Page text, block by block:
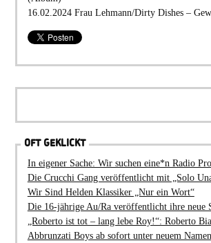
16.02.2024 Frau Lehmann/Dirty Dishes –
OFT GEKLICKT
In eigener Sache: Wir suchen eine*n Radio
Die Crucchi Gang veröffentlicht mit „Solo
Wir Sind Helden Klassiker „Nur ein Wort“
Die 16-jährige Au/Ra veröffentlicht ihre neue
„Roberto ist tot – lang lebe Roy!“: Roberto
Abbrunzati Boys ab sofort unter neuem